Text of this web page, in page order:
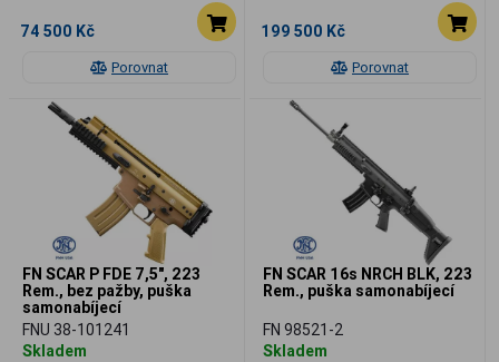
Porovnat
74 500 Kč
Porovnat
199 500 Kč
FN SCAR P FDE 7,5", 223
Rem., bez pažby, puška
samonabíjecí
FNU 38-101241
Skladem
FN SCAR 16s NRCH BLK, 223
Rem., puška samonabíjecí
FN 98521-2
Skladem